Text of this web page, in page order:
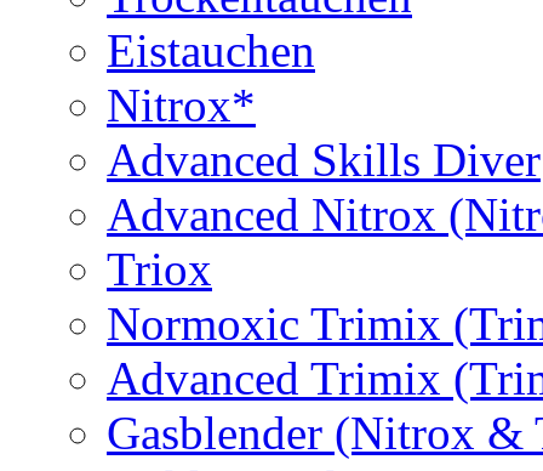
Eistauchen
Nitrox*
Advanced Skills Diver
Advanced Nitrox
Triox
Normoxic Trimix
Advanced Trimix
Gasblender (Nitrox